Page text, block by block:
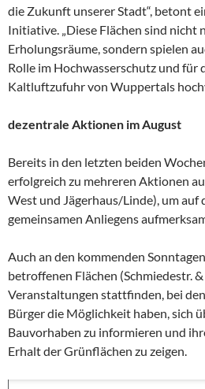
die Zukunft unserer Stadt“, betont
Initiative. „Diese Flächen sind nicht
Erholungsräume, sondern spielen
Rolle im Hochwasserschutz und für
Kaltluftzufuhr von Wuppertals
dezentrale Aktionen im August
Bereits in den letzten beiden
erfolgreich zu mehreren Aktionen
West und Jägerhaus/Linde), um
gemeinsamen Anliegens
Auch an den kommenden
betroffenen Flächen (Schmiedestr.
Veranstaltungen stattfinden, bei
Bürger die Möglichkeit haben, sich
Bauvorhaben zu informieren und
Erhalt der Grünflächen zu zeigen.